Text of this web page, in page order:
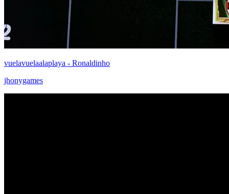
vuelavuelaalaplaya - Ronaldinho
jhonygames